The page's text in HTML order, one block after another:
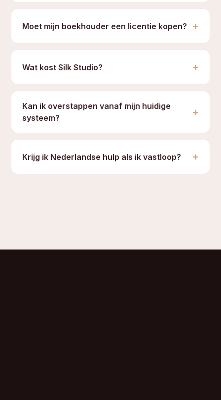
Moet mijn boekhouder een licentie kopen? +
Wat kost Silk Studio? +
Kan ik overstappen vanaf mijn huidige
systeem?
+
Krijg ik Nederlandse hulp als ik vastloop? +